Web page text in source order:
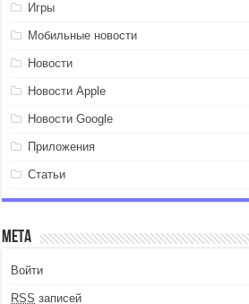
Игры
Мобильные новости
Новости
Новости Apple
Новости Google
Приложения
Статьи
Мета
Войти
RSS записей